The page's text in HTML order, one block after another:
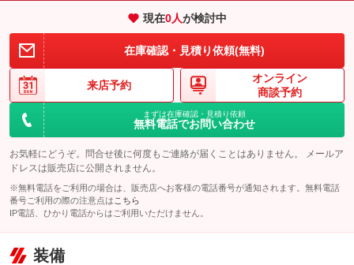
現在0人が検討中
在庫確認・見積り依頼(無料)
来店予約
オンライン
商談予約
まずは在庫確認・見積り依頼
無料電話でお問い合わせ
お気軽にどうぞ。問合せ後に何度もご連絡が届くことはありません。 メールア
ドレスは販売店に公開されません。
※無料電話をご利用の場合は、販売店へお客様の電話番号が通知されます。無料電話
番号ご利用の際の注意点は こちら
IP電話、ひかり電話からはご利用いただけません。
装備